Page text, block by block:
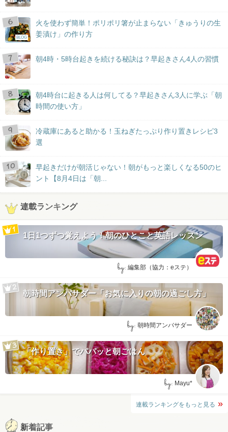
BLOG
火を使わず簡単！ポリポリ箸が止まらない「きゅうりの生
姜漬け」の作り方
朝4時・5時台起きを続ける秘訣は？早起きさん4人の習慣
朝4時台に起きる人は何してる？早起きさん3人に学ぶ「朝
時間の使い方」
冷蔵庫にあると助かる！玉ねぎたっぷり作り置きレシピ3
選
早起きだけが朝活じゃない！朝がもっと楽しくなる50のヒ
ント【8月4日は「朝...
連載ランキング
1日1つずつ覚えよう！朝のひとこと英語レッスン
by: 編集部（協力：eステ）
朝時間アンバサダー「お気に入りの朝の過ごし方」
by: 朝時間アンバサダー
「作り置き」でパパッと朝ごはん
by: Mayu*
連載ランキングをもっと見る
新着記事